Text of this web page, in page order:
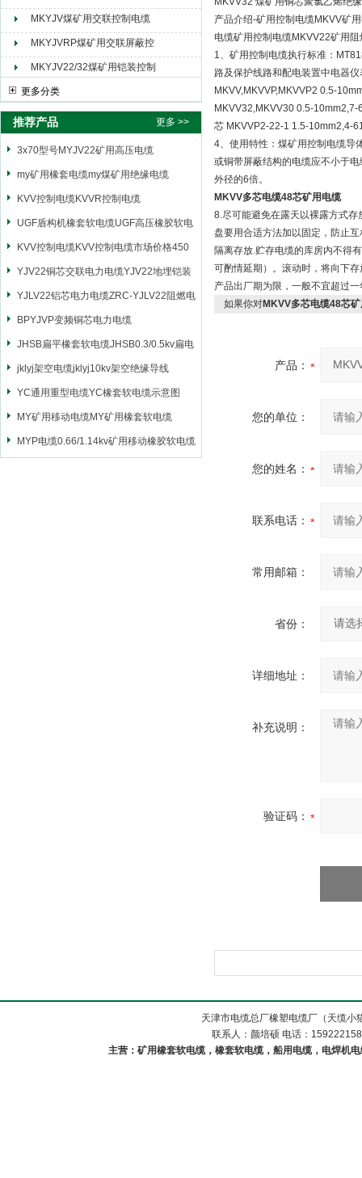
MKYJV煤矿用交联控制电缆
MKYJVRP煤矿用交联屏蔽控
制电缆
MKYJV22/32煤矿用铠装控制
电缆
更多分类
推荐产品 更多 >>
3x70型号MYJV22矿用高压电缆
my矿用橡套电缆my煤矿用绝缘电缆
KVV控制电缆KVVR控制电缆
UGF盾构机橡套软电缆UGF高压橡胶软电
缆
KVV控制电缆KVV控制电缆市场价格450
YJV22铜芯交联电力电缆YJV22地埋铠装
电源电缆
YJLV22铝芯电力电缆ZRC-YJLV22阻燃电
力电缆
BPYJVP变频铜芯电力电缆
JHSB扁平橡套软电缆JHSB0.3/0.5kv扁电
缆
jklyj架空电缆jklyj10kv架空绝缘导线
YC通用重型电缆YC橡套软电缆示意图
MY矿用移动电缆MY矿用橡套软电缆
MYP电缆0.66/1.14kv矿用移动橡胶软电缆
产品介绍-矿用控制电缆MKVV矿
电缆矿用控制电缆MKVV22矿用
1、矿用控制电缆执行标准：
路及保护线路和配电装置中电器
MKVV,MKVVP,MKVVP2 0.5-
MKVV32,MKVV30 0.5-
芯 MKVVP2-22-1 1.5-10mm2,4-
4、使用特性：煤矿用控制电缆
或铜带屏蔽结构的电缆应不小于
外径的6倍。
MKVV多芯电缆48芯矿用电缆
8.尽可能避免在露天以裸露方式
盘要用合适方法加以固定，防止
隔离存放.贮存电缆的库房内不得
可酌情延期）。滚动时，将向下
产品出厂期为限，一般不宜超过
如果你对MKVV多芯电缆48芯
产品：
您的单位：
您的姓名：
联系电话：
常用邮箱：
省份：
详细地址：
补充说明：
验证码：
天津市电缆总厂橡塑电缆厂（天缆
联系人：颜培硕 电话：
主营：矿用橡套软电缆，橡套软电缆，船用电缆，电焊机